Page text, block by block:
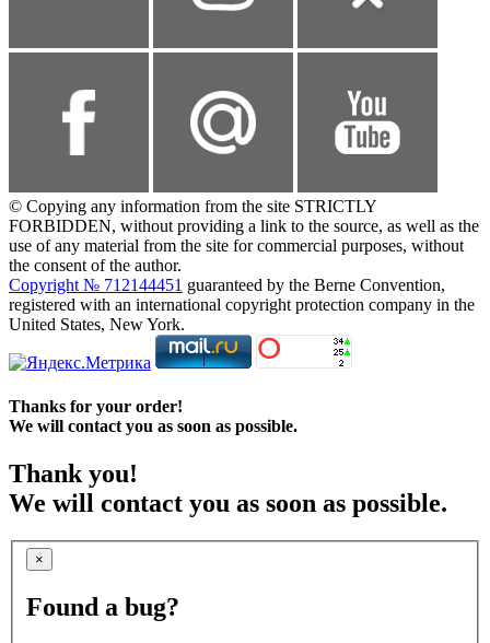
© Copying any information from the site STRICTLY
FORBIDDEN, without providing a link to the source, as well as the
use of any material from the site for commercial purposes, without
the consent of the author.
Copyright № 712144451 guaranteed by the Berne Convention,
registered with an international copyright protection company in the
United States, New York.
Thanks for your order!
We will contact you as soon as possible.
Thank you!
We will contact you as soon as possible.
×
Found a bug?